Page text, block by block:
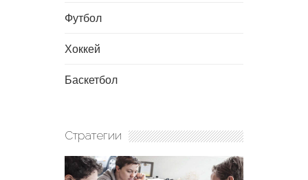
Футбол
Хоккей
Баскетбол
Стратегии